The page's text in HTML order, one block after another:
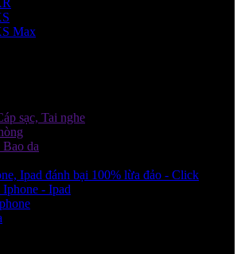
Max
sạc, Tai nghe
da
Ipad đánh bại 100% lừa đảo - Click
- Ipad